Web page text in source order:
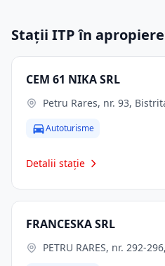
Stații ITP în apropiere
CEM 61 NIKA SRL
Petru Rares, nr. 93,
Autoturisme
Detalii stație
FRANCESKA SRL
PETRU RARES, nr. 292-